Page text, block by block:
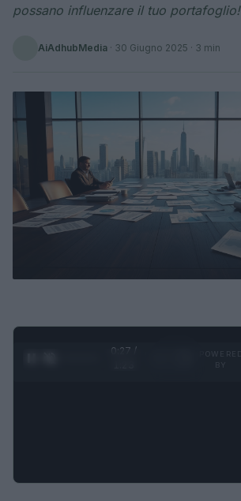
possano influenzare il tuo portafoglio!
AiAdhubMedia · 30 Giugno 2025 · 3 min
0:28 /